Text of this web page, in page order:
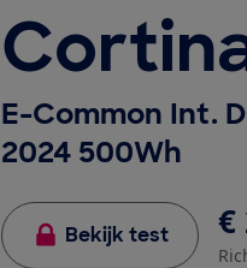
E-Common Int.
2024 500Wh
Bekijk test €